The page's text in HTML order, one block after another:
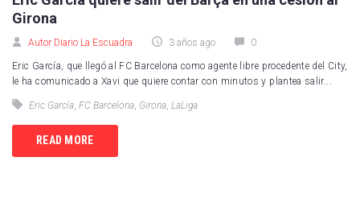
Girona
Autor Diario La Escuadra 3 años ago 0
Eric García, que llegó al FC Barcelona como agente libre procedente del City,
le ha comunicado a Xavi que quiere contar con minutos y plantea salir...
Eric García FC Barcelona Girona LaLiga
READ MORE